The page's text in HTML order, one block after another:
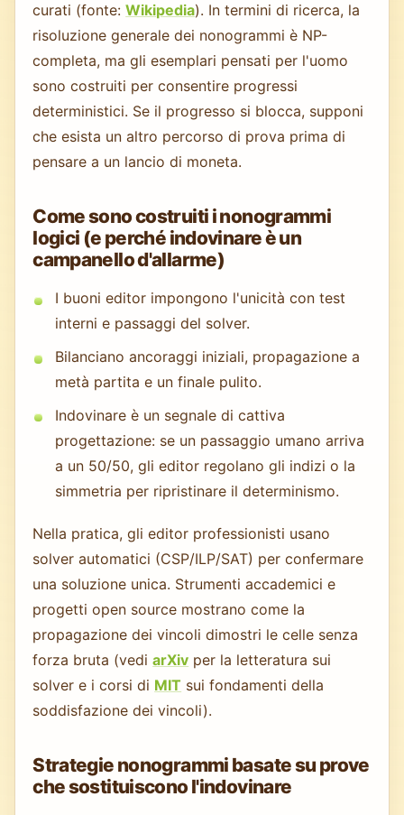
curati (fonte:Wikipedia). In termini di ricerca, la
risoluzione generale dei nonogrammi è NP-
completa, ma gli esemplari pensati per l'uomo
sono costruiti per consentire progressi
deterministici. Se il progresso si blocca, supponi
che esista un altro percorso di prova prima di
pensare a un lancio di moneta.
Come sono costruiti i nonogrammi
logici (e perché indovinare è un
campanello d'allarme)
I buoni editor impongono l'unicità con test
interni e passaggi del solver.
Bilanciano ancoraggi iniziali, propagazione a
metà partita e un finale pulito.
Indovinare è un segnale di cattiva
progettazione: se un passaggio umano arriva
a un 50/50, gli editor regolano gli indizi o la
simmetria per ripristinare il determinismo.
Nella pratica, gli editor professionisti usano
solver automatici (CSP/ILP/SAT) per confermare
una soluzione unica. Strumenti accademici e
progetti open source mostrano come la
propagazione dei vincoli dimostri le celle senza
forza bruta (vediarXiv per la letteratura sui
solver e i corsi di MIT sui fondamenti della
soddisfazione dei vincoli).
Strategie nonogrammi basate su prove
che sostituiscono l'indovinare